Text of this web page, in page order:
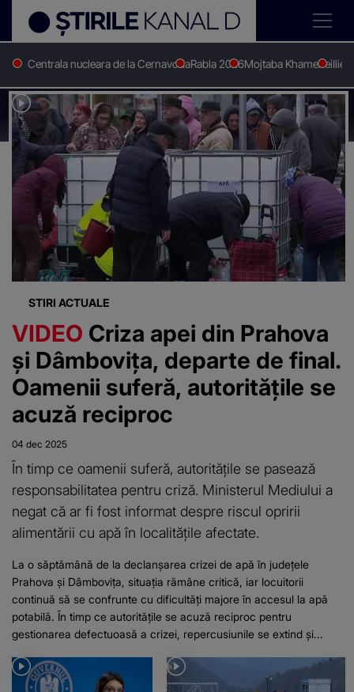
Centrala nucleara de la CernavodaRabla 2026Mojtaba KhameneiIlie
Stirile Kanal D Lipsa apei
Știri despre"Lipsa apei"
STIRI ACTUALE
VIDEO Criza apei din Prahova
și Dâmbovița, departe de final.
Oamenii suferă, autoritățile se
acuză reciproc
04 dec 2025
În timp ce oamenii suferă, autoritățile se pasează
responsabilitatea pentru criză. Ministerul Mediului a
negat că ar fi fost informat despre riscul opririi
alimentării cu apă în localitățile afectate.
La o săptămână de la declanșarea crizei de apă în județele
Prahova și Dâmbovița, situația rămâne critică, iar locuitorii
continuă să se confrunte cu dificultăți majore în accesul la apă
potabilă. În timp ce autoritățile se acuză reciproc pentru
gestionarea defectuoasă a crizei, repercusiunile se extind și...